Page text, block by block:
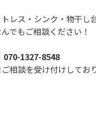
レス・シンク・物干し
でもご相談ください！
070-1327-8548
相談を受け付けしており